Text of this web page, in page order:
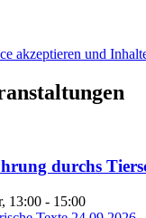
akzeptieren und
durchs
13:00 - 15:00